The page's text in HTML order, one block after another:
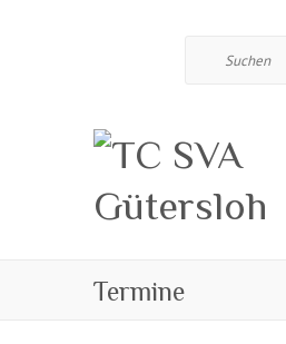
Termine